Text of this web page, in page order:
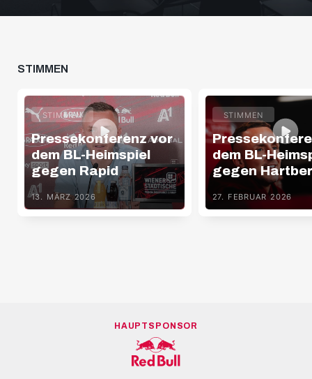
STIMMEN
STIMMEN
Pressekonferenz vor
dem BL-Heimspiel
gegen Rapid
13. MÄRZ 2026
STIMMEN
dem BL-
gegen
27. FEBRUAR 2026
HAUPTSPONSOR